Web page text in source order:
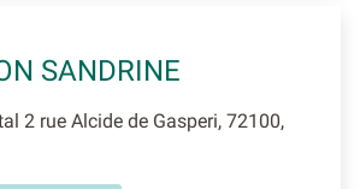
SANDRINE
2 rue Alcide de Gasperi, 72100,